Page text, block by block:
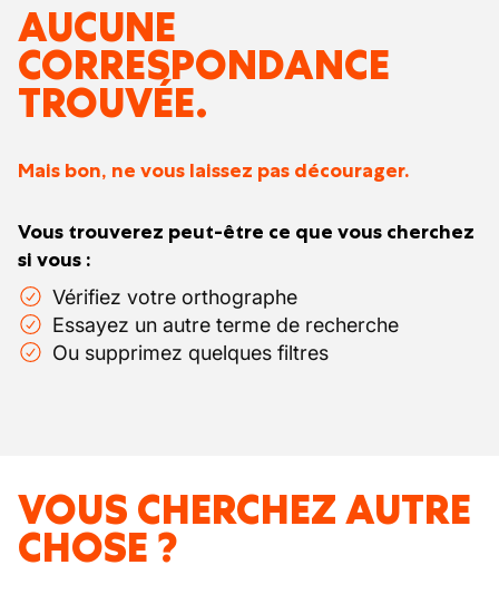
AUCUNE
CORRESPONDANCE
TROUVÉE.
Mais bon, ne vous laissez pas décourager.
Vous trouverez peut-être ce que vous cherchez
si vous :
Vérifiez votre orthographe
Essayez un autre terme de recherche
Ou supprimez quelques filtres
VOUS CHERCHEZ AUTRE
CHOSE ?